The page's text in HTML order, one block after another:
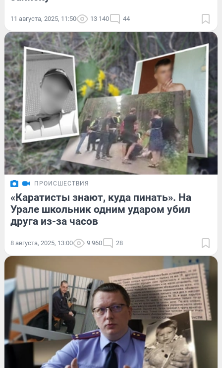
11 августа, 2025, 11:50 13 140 44
ПРОИСШЕСТВИЯ
«Каратисты знают, куда пинать». На
Урале школьник одним ударом убил
друга из-за часов
8 августа, 2025, 13:00 9 960 28